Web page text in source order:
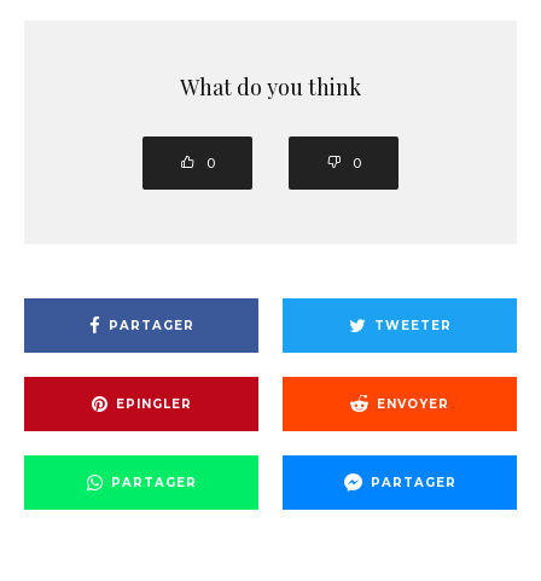
What do you think
0 0
PARTAGER TWEETER
EPINGLER ENVOYER
PARTAGER PARTAGER